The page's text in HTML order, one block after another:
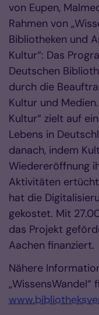
von Eupen,
Rahmen von
Bibliotheken und
Kultur“: Das
Deutschen
durch die
Kultur und
Kultur“ zielt auf
Lebens in
danach, indem
Wiedereröffnung
Aktivitäten
hat die
gekostet. Mit
das Projekt
Aachen finanziert.
Nähere
„WissensWandel“